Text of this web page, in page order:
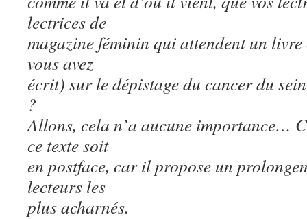
lectrices de
magazine féminin qui attendent un
vous avez
écrit) sur le dépistage du cancer du
?
Allons, cela n’a aucune importance…
ce texte soit
en postface, car il propose un
lecteurs les
plus acharnés.